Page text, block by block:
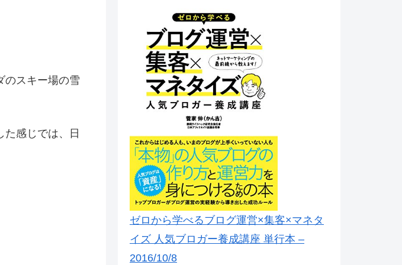
のスキー場の雪
た感じでは、日
ゼロから学べるブログ運営×集客×マネタ
イズ 人気ブロガー養成講座 単行本 –
2016/10/8